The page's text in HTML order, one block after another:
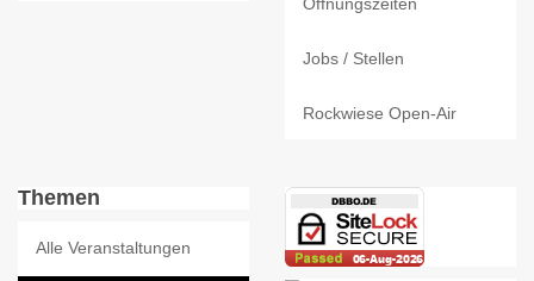
Jobs / Stellen
Rockwiese Open-Air
Themen
Alle Veranstaltungen